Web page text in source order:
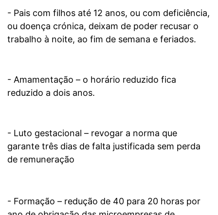
- Pais com filhos até 12 anos, ou com deficiência,
ou doença crónica, deixam de poder recusar o
trabalho à noite, ao fim de semana e feriados.
- Amamentação – o horário reduzido fica
reduzido a dois anos.
- Luto gestacional – revogar a norma que
garante três dias de falta justificada sem perda
de remuneração
- Formação – redução de 40 para 20 horas por